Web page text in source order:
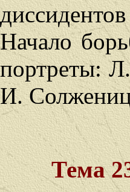
Начало
портреты:
И.
Тема